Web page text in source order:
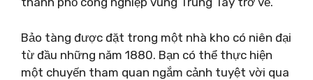
Bảo tàng được đặt trong một nhà kho có niên đại
từ đầu những năm 1880. Bạn có thể thực hiện
một chuyến tham quan ngắm cảnh tuyệt vời qua